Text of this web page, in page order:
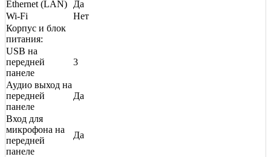
Ethernet (LAN)
Да
Wi-Fi
Нет
Корпус и блок
питания:
USB на
передней
панеле
3
Аудио выход на
передней
панеле
Да
Вход для
микрофона на
передней
панеле
Да